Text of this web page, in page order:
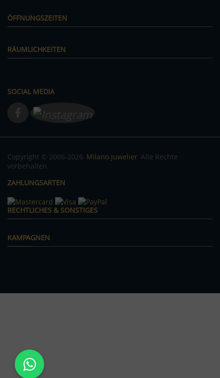
ÖFFNUNGSZEITEN
RÄUMLICHKEITEN
SOCIAL MEDIA
Copyright © 2006-2026 Milano Juwelier Alle Rechte
vorbehalten.
ZAHLUNGSARTEN
RECHTLICHES & SONSTIGES
KAMPAGNEN